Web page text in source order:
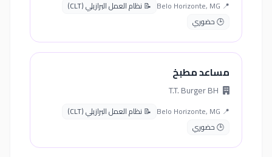
📍 Belo Horizonte, MG
📝 نظام العمل البرازيلي (CLT)
🕒 حضوري
مساعد مطبخ
📍 Belo Horizonte, MG
📝 نظام العمل البرازيلي (CLT)
🕒 حضوري